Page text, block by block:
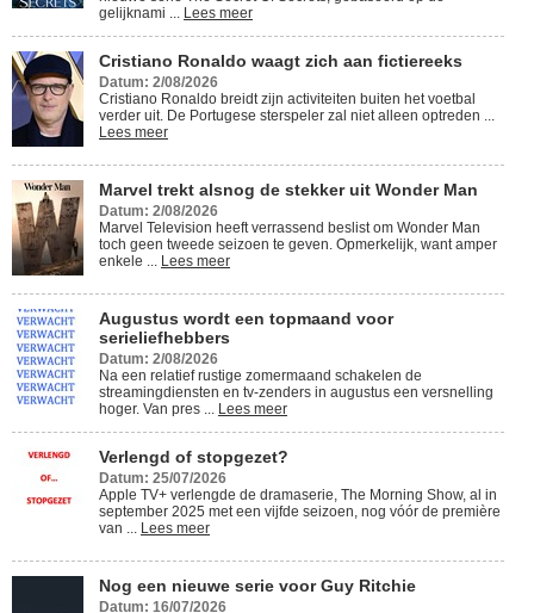
gelijknami ... Lees meer
Cristiano Ronaldo waagt zich aan fictiereeks
Datum: 2/08/2026
Cristiano Ronaldo breidt zijn activiteiten buiten het voetbal
verder uit. De Portugese sterspeler zal niet alleen optreden ...
Lees meer
Marvel trekt alsnog de stekker uit Wonder Man
Datum: 2/08/2026
Marvel Television heeft verrassend beslist om Wonder Man
toch geen tweede seizoen te geven. Opmerkelijk, want amper
enkele ... Lees meer
Augustus wordt een topmaand voor
serieliefhebbers
Datum: 2/08/2026
Na een relatief rustige zomermaand schakelen de
streamingdiensten en tv-zenders in augustus een versnelling
hoger. Van pres ... Lees meer
Verlengd of stopgezet?
Datum: 25/07/2026
Apple TV+ verlengde de dramaserie, The Morning Show, al in
september 2025 met een vijfde seizoen, nog vóór de première
van ... Lees meer
Nog een nieuwe serie voor Guy Ritchie
Datum: 16/07/2026